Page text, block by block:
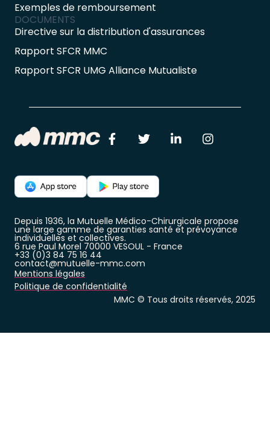
Exemples de remboursement
DOCUMENTS
Directive sur la distribution d'assurances
Rapport SFCR MMC
Rapport SFCR UMG Alliance Mutualiste
Depuis 1936, la Mutuelle Médico-Chirurgicale propose
une large gamme de garanties santé et prévoyance
individuelles et collectives.
6 rue Paul Morel 70000 VESOUL - France
+33 (0)3 84 75 16 44
contact@mutuelle-mmc.com
Mentions légales
Politique de confidentialité
MMC © Tous droits réservés, 2025